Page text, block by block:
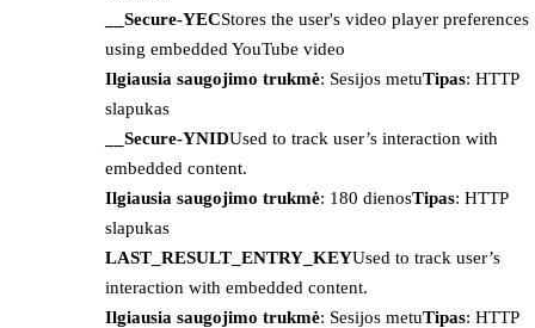
__Secure-YECStores the user's video player preferences
using embedded YouTube video
Ilgiausia saugojimo trukmė: Sesijos metuTipas: HTTP
slapukas
__Secure-YNIDUsed to track user’s interaction with
embedded content.
Ilgiausia saugojimo trukmė: 180 dienosTipas: HTTP
slapukas
LAST_RESULT_ENTRY_KEYUsed to track user’s
interaction with embedded content.
Ilgiausia saugojimo trukmė: Sesijos metuTipas: HTTP